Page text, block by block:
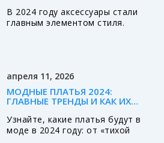
В 2024 году аксессуары стали
главным элементом стиля.
уже устарели.
апреля 11, 2026
МОДНЫЕ ПЛАТЬЯ 2024:
ГЛАВНЫЕ ТРЕНДЫ И КАК ИХ
Узнайте, какие платья будут в
моде в 2024 году: от «тихой